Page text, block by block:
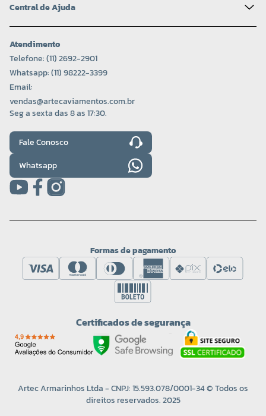
Central de Ajuda
Atendimento
Telefone: (11) 2692-2901
Whatsapp: (11) 98222-3399
Email:
vendas@artecaviamentos.com.br
Seg a sexta das 8 as 17:30.
Fale Conosco
Whatsapp
Formas de pagamento
Certificados de segurança
Artec Armarinhos Ltda - CNPJ: 15.593.078/0001-34 © Todos os
direitos reservados. 2025